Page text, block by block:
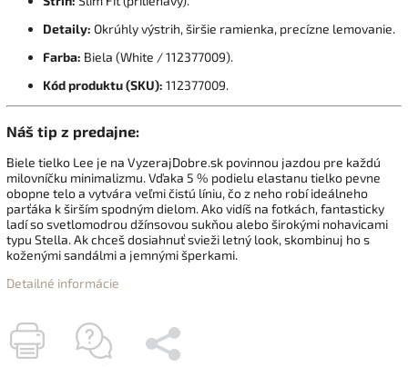
Detaily: Okrúhly výstrih, širšie ramienka, precízne lemovanie.
Farba: Biela (White / 112377009).
Kód produktu (SKU): 112377009.
Náš tip z predajne:
Biele tielko Lee je na VyzerajDobre.sk povinnou jazdou pre každú
milovníčku minimalizmu. Vďaka 5 % podielu elastanu tielko pevne
obopne telo a vytvára veľmi čistú líniu, čo z neho robí ideálneho
parťáka k širším spodným dielom. Ako vidíš na fotkách, fantasticky
ladí so svetlomodrou džínsovou sukňou alebo širokými nohavicami
typu Stella. Ak chceš dosiahnuť svieži letný look, skombinuj ho s
koženými sandálmi a jemnými šperkami.
Detailné informácie